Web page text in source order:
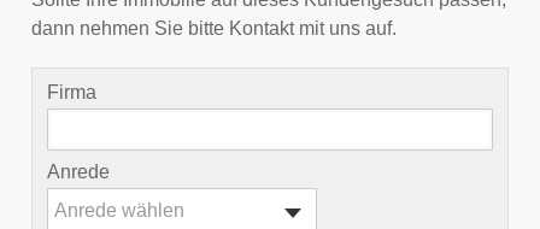
dann nehmen Sie bitte Kontakt mit uns auf.
Firma
Anrede
Anrede wählen